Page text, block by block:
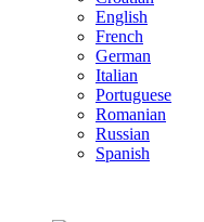
English
French
German
Italian
Portuguese
Romanian
Russian
Spanish